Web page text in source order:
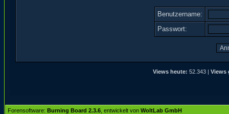
Benutzername:
Passwort:
Views heute: 52.343 | Views
Forensoftware: Burning Board 2.3.6 , entwickelt von WoltLab GmbH